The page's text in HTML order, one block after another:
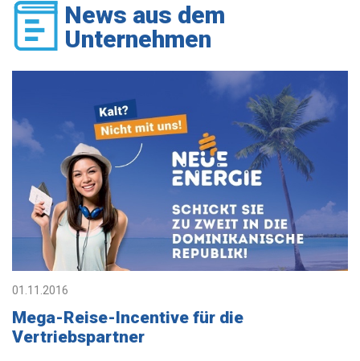
News aus dem
Unternehmen
01.11.2016
Mega-Reise-Incentive für die
Vertriebspartner